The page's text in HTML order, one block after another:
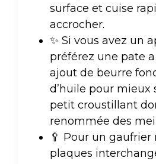
surface et cuise
accrocher.
✨ Si vous avez un
préférez une pate
ajout de beurre
d’huile pour mieux
petit croustillant
renommée des
🥄 Pour un
plaques